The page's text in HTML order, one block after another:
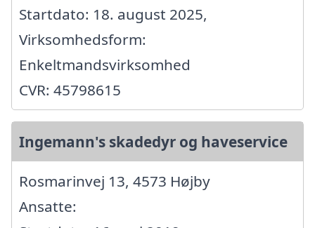
Startdato: 18. august 2025,
Virksomhedsform:
Enkeltmandsvirksomhed
CVR: 45798615
Ingemann's skadedyr og haveservice
Rosmarinvej 13, 4573 Højby
Ansatte: